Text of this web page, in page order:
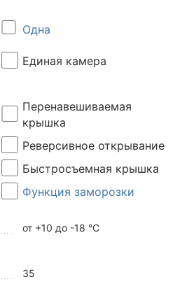
Одна
Единая камера
Перенавешиваемая
крышка
Реверсивное открывание
Быстросъемная крышка
Функция заморозки
от +10 до -18 °C
35